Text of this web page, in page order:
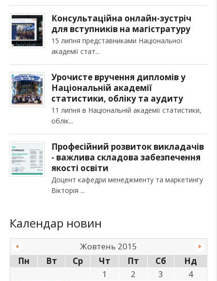
Консультаційна онлайн-зустріч
для вступників на магістратуру
15 липня представниками Національної
академії стат
Урочисте вручення дипломів у
Національній академії
статистики, обліку та аудиту
11 липня в Національній академії статистики,
облік
Професійний розвиток викладачів
- важлива складова забезпечення
якості освіти
Доцент кафедри менеджменту та маркетингу
Вікторія
Календар новин
Жовтень 2015
Пн
Вт Ср Чт Пт Сб
Нд
1
2 3
4